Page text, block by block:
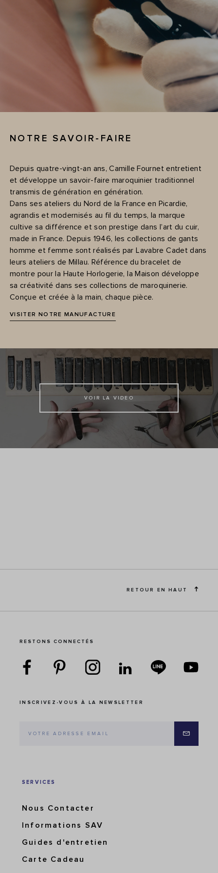
NOTRE SAVOIR-FAIRE
Depuis quatre-vingt-an ans, Camille Fournet entretient
et développe un savoir-faire maroquinier traditionnel
transmis de génération en génération.
Dans ses ateliers du Nord de la France en Picardie,
agrandis et modernisés au fil du temps, la marque
cultive sa différence et son prestige dans l’art du cuir,
made in France. Depuis 1946, les collections de gants
homme et femme sont réalisés par Lavabre Cadet dans
leurs ateliers de Millau. Référence du bracelet de
montre pour la Haute Horlogerie, la Maison développe
sa créativité dans ses collections de maroquinerie.
Conçue et créée à la main, chaque pièce.
VISITER NOTRE MANUFACTURE
VOIR LA VIDEO
RETOUR EN HAUT
RESTONS CONNECTÉS
INSCRIVEZ-VOUS À LA NEWSLETTER
SERVICES
Nous Contacter
Informations SAV
Guides d'entretien
Carte Cadeau